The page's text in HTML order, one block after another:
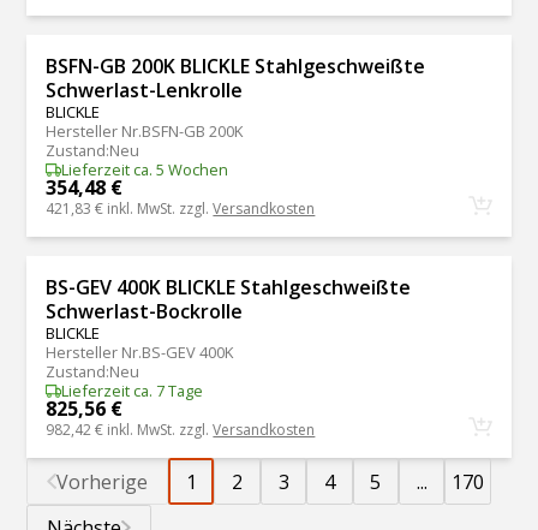
BSFN-GB 200K BLICKLE Stahlgeschweißte
Schwerlast-Lenkrolle
BLICKLE
Hersteller Nr.BSFN-GB 200K
Zustand:Neu
Lieferzeit ca. 5 Wochen
354,48 €
421,83 € inkl. MwSt. zzgl.Versandkosten
BS-GEV 400K BLICKLE Stahlgeschweißte
Schwerlast-Bockrolle
BLICKLE
Hersteller Nr.BS-GEV 400K
Zustand:Neu
Lieferzeit ca. 7 Tage
825,56 €
982,42 € inkl. MwSt. zzgl.Versandkosten
Vorherige 1 2 3 4 5 ...
170